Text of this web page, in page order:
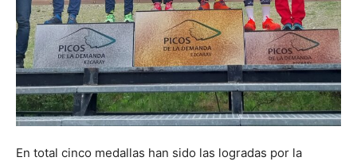
En total cinco medallas han sido las logradas por la